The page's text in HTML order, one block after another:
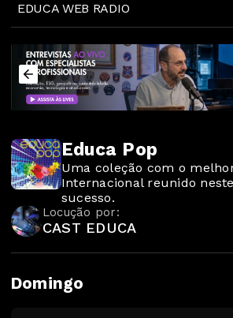
EDUCA WEB RADIO
Educa Pop
Uma coleção com o
Internacional reunido
sucesso.
Locução por:
CAST EDUCA
Domingo